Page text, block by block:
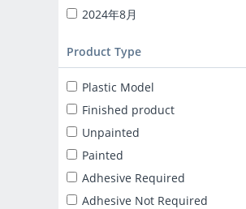
2024年8月
2025年10月
2025年11月
2025年12月
2025年1月
2025年2月
2025年3月
2025年4月
Product Type
Plastic Model
Finished product
Unpainted
Painted
Adhesive Required
Adhesive Not Required